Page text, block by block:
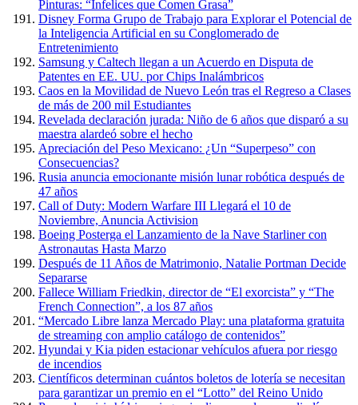
Pinturas: “Infelices que Comen Grasa”
Disney Forma Grupo de Trabajo para Explorar el Potencial de
la Inteligencia Artificial en su Conglomerado de
Entretenimiento
Samsung y Caltech llegan a un Acuerdo en Disputa de
Patentes en EE. UU. por Chips Inalámbricos
Caos en la Movilidad de Nuevo León tras el Regreso a Clases
de más de 200 mil Estudiantes
Revelada declaración jurada: Niño de 6 años que disparó a su
maestra alardeó sobre el hecho
Apreciación del Peso Mexicano: ¿Un “Superpeso” con
Consecuencias?
Rusia anuncia emocionante misión lunar robótica después de
47 años
Call of Duty: Modern Warfare III Llegará el 10 de
Noviembre, Anuncia Activision
Boeing Posterga el Lanzamiento de la Nave Starliner con
Astronautas Hasta Marzo
Después de 11 Años de Matrimonio, Natalie Portman Decide
Separarse
Fallece William Friedkin, director de “El exorcista” y “The
French Connection”, a los 87 años
“Mercado Libre lanza Mercado Play: una plataforma gratuita
de streaming con amplio catálogo de contenidos”
Hyundai y Kia piden estacionar vehículos afuera por riesgo
de incendios
Científicos determinan cuántos boletos de lotería se necesitan
para garantizar un premio en el “Lotto” del Reino Unido